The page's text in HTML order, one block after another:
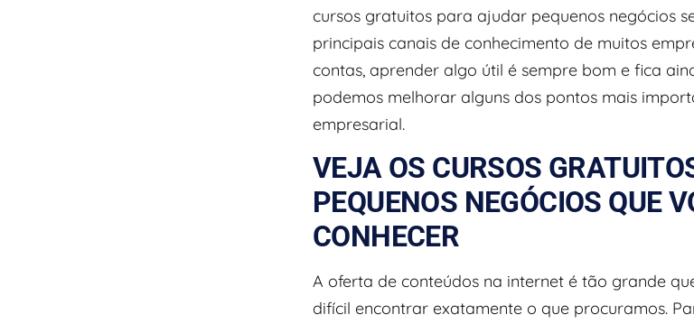
cursos gratuitos para ajudar pequenos negócios
principais canais de conhecimento de muitos
contas, aprender algo útil é sempre bom e fica
podemos melhorar alguns dos pontos mais
empresarial.
VEJA OS CURSOS
PEQUENOS NEGÓCIOS QUE
CONHECER
A oferta de conteúdos na internet é tão grande
difícil encontrar exatamente o que procuramos.